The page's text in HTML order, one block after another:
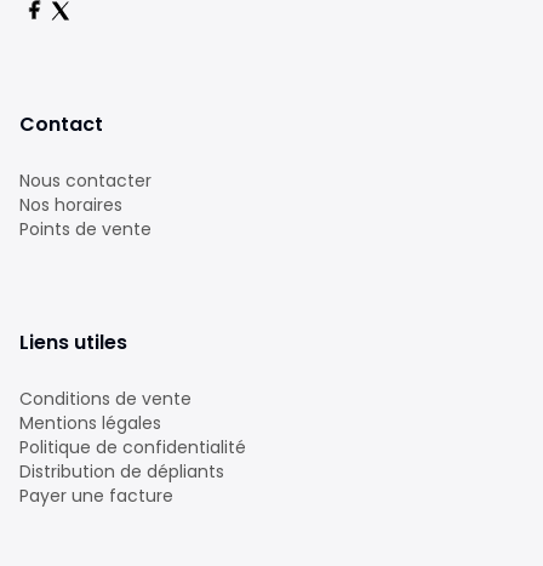
Contact
Nous contacter
Nos horaires
Points de vente
Liens utiles
Conditions de vente
Mentions légales
Politique de confidentialité
Distribution de dépliants
Payer une facture